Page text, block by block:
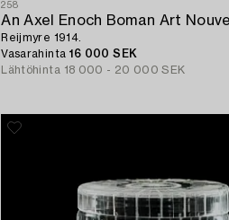
258
Reijmyre 1914.
Vasarahinta 16 000 SEK
Lähtöhinta 18 000 - 20 000 SEK